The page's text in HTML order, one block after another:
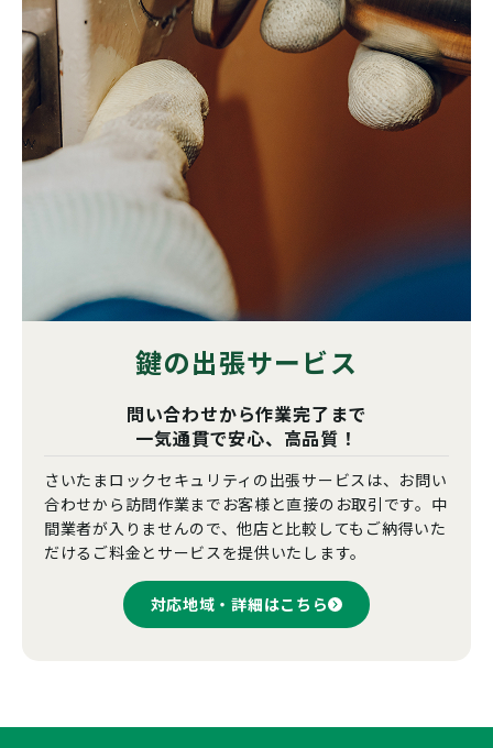
鍵の出張サービス
問い合わせから作業完了まで
一気通貫で安心、高品質！
さいたまロックセキュリティの出張サービスは、お問い
合わせから訪問作業までお客様と直接のお取引です。中
間業者が入りませんので、他店と比較してもご納得いた
だけるご料金とサービスを提供いたします。
対応地域・詳細はこちら